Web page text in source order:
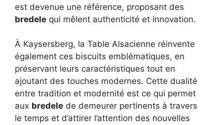
est devenue une référence, proposant des
bredele qui mêlent authenticité et innovation.
À Kaysersberg, la Table Alsacienne réinvente
également ces biscuits emblématiques, en
préservant leurs caractéristiques tout en
ajoutant des touches modernes. Cette dualité
entre tradition et modernité est ce qui permet
aux bredele de demeurer pertinents à travers
le temps et d’attirer l’attention des nouvelles